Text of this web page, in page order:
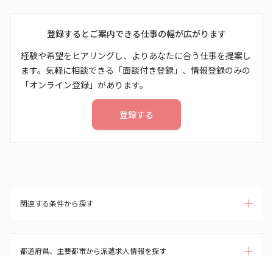
登録するとご案内できる仕事の幅が広がります
経験や希望をヒアリングし、よりあなたに合う仕事を提案し
ます。気軽に相談できる「面談付き登録」、情報登録のみの
「オンライン登録」があります。
登録する
関連する条件から探す
都道府県、主要都市から派遣求人情報を探す